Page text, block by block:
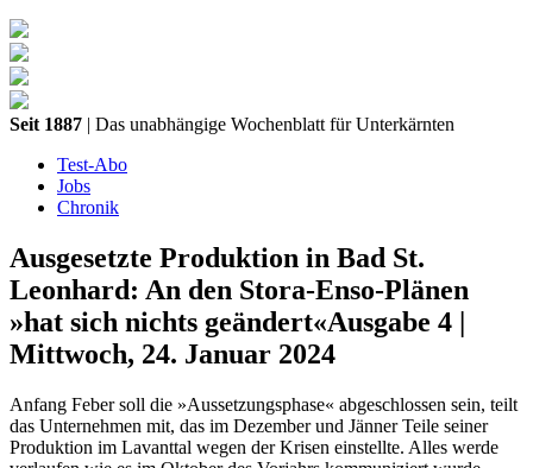
Seit 1887 | Das unabhängige Wochenblatt für Unterkärnten
Test-Abo
Jobs
Chronik
Ausgesetzte Produktion in Bad St.
Leonhard: An den Stora-Enso-Plänen
»hat sich nichts geändert«Ausgabe 4 |
Mittwoch, 24. Januar 2024
Anfang Feber soll die »Aussetzungsphase« abgeschlossen sein, teilt
das Unternehmen mit, das im Dezember und Jänner Teile seiner
Produktion im Lavanttal wegen der Krisen einstellte. Alles werde